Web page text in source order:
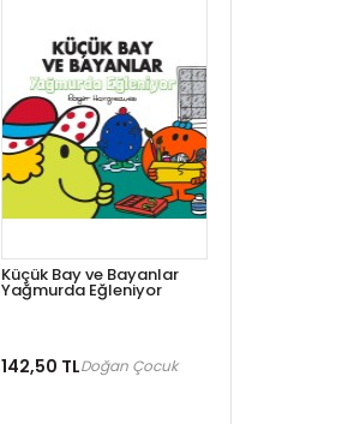
Küçük Bay ve Bayanlar
Yağmurda Eğleniyor
142,50 TLDoğan Çocuk